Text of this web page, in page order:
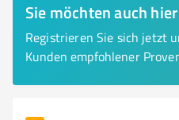
Sie möchten auch
Registrieren Sie sich jetzt
Kunden empfohlener